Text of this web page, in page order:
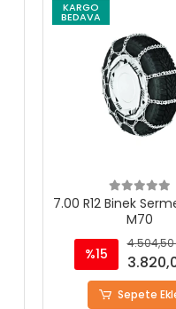
KARGO
BEDAVA
7.00 R12 Binek
M70
%15
4.504,50
Sepete